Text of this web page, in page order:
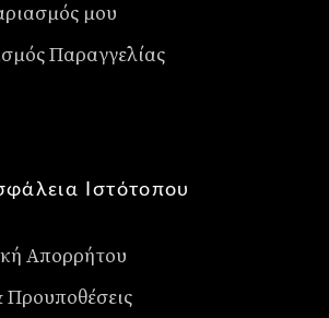
μου
Παραγγελίας
Ιστότοπου
Απορρήτου